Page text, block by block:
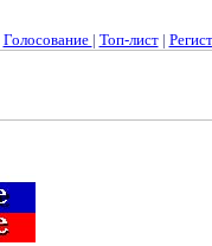
Голосование | Топ-лист|